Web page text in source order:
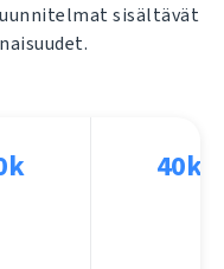
sisältävät
40k